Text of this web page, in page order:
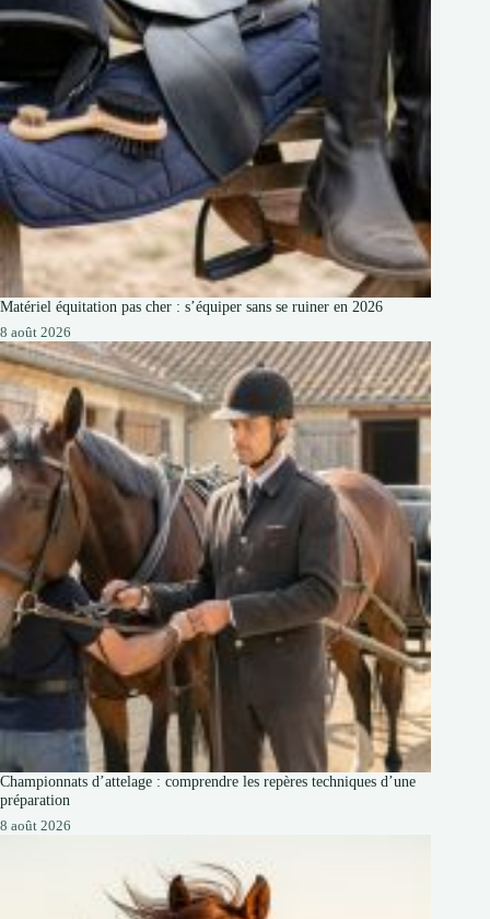
Matériel équitation pas cher : s’équiper sans se ruiner en 2026
8 août 2026
Championnats d’attelage : comprendre les repères techniques d’une
préparation
8 août 2026